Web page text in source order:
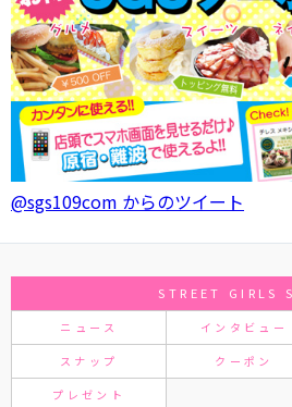
@sgs109com からのツイート
STREET GIRLS
ニュース インタビュー
スナップ クーポン
プレゼント